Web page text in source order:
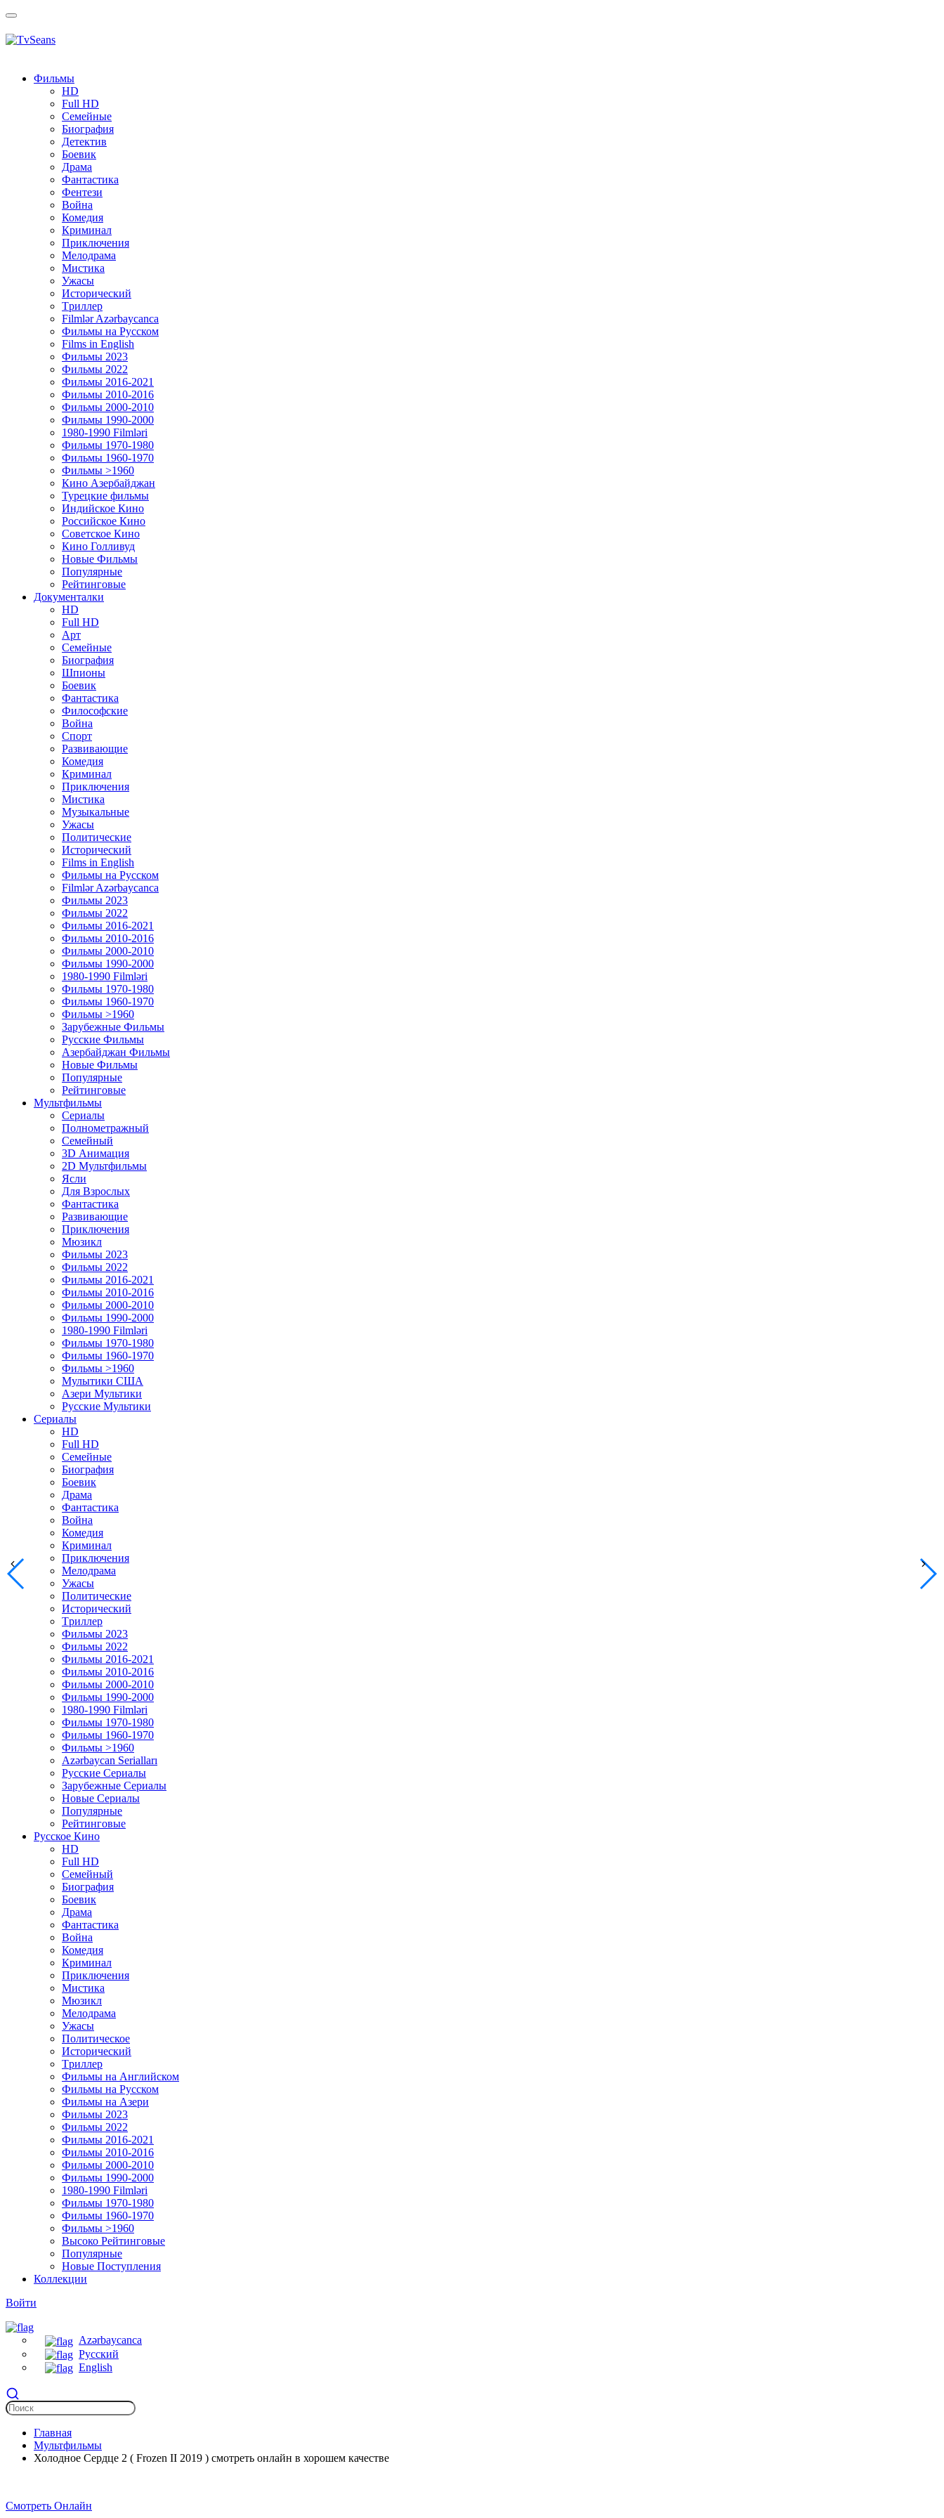
Toggle
Фильмы
HD
Full HD
Семейные
Биография
Детектив
Боевик
Драма
Фантастика
Фентези
Война
Комедия
Криминал
Приключения
Мелодрама
Мистика
Ужасы
Исторический
Tриллер
Filmlər Azərbaycanca
Фильмы на Русском
Films in English
Фильмы 2023
Фильмы 2022
Фильмы 2016-2021
Фильмы 2010-2016
Фильмы 2000-2010
Фильмы 1990-2000
1980-1990 Filmləri
Фильмы 1970-1980
Фильмы 1960-1970
Фильмы >1960
Кино Азербайджан
Турецкие фильмы
Индийское Кино
Российское Кино
Советское Кино
Кино Голливуд
Новые Фильмы
Популярные
Рейтинговые
Документалки
HD
Full HD
Арт
Семейные
Биография
Шпионы
Боевик
Фантастика
Философские
Война
Спорт
Развивающие
Комедия
Криминал
Приключения
Мистика
Музыкальные
Ужасы
Политические
Исторический
Films in English
Фильмы на Русском
Filmlər Azərbaycanca
Фильмы 2023
Фильмы 2022
Фильмы 2016-2021
Фильмы 2010-2016
Фильмы 2000-2010
Фильмы 1990-2000
1980-1990 Filmləri
Фильмы 1970-1980
Фильмы 1960-1970
Фильмы >1960
Зарубежные Фильмы
Русские Фильмы
Азербайджан Фильмы
Новые Фильмы
Популярные
Рейтинговые
Мультфильмы
Сериалы
Полнометражный
Семейный
3D Анимация
2D Мультфильмы
Ясли
Для Взрослых
Фантастика
Развивающие
Приключения
Мюзикл
Фильмы 2023
Фильмы 2022
Фильмы 2016-2021
Фильмы 2010-2016
Фильмы 2000-2010
Фильмы 1990-2000
1980-1990 Filmləri
Фильмы 1970-1980
Фильмы 1960-1970
Фильмы >1960
Мулытики США
Азери Мультики
Русские Мультики
Сериалы
HD
Full HD
Семейные
Биография
Боевик
Драма
Фантастика
Война
Комедия
Криминал
Приключения
Мелодрама
Ужасы
Политические
Исторический
Tриллер
Фильмы 2023
Фильмы 2022
Фильмы 2016-2021
Фильмы 2010-2016
Фильмы 2000-2010
Фильмы 1990-2000
1980-1990 Filmləri
Фильмы 1970-1980
Фильмы 1960-1970
Фильмы >1960
Azərbaycan Serialları
Русские Сериалы
Зарубежные Сериалы
Новые Сериалы
Популярные
Рейтинговые
Русское Кино
HD
Full HD
Семейный
Биография
Боевик
Драма
Фантастика
Война
Комедия
Криминал
Приключения
Мистика
Мюзикл
Мелодрама
Ужасы
Политическое
Исторический
Tриллер
Фильмы на Английском
Фильмы на Русском
Фильмы на Азери
Фильмы 2023
Фильмы 2022
Фильмы 2016-2021
Фильмы 2010-2016
Фильмы 2000-2010
Фильмы 1990-2000
1980-1990 Filmləri
Фильмы 1970-1980
Фильмы 1960-1970
Фильмы >1960
Высоко Рейтинговые
Популярные
Новые Поступления
Коллекции
Войти
Azərbaycanca
Русский
English
Главная
Мультфильмы
Холодное Сердце 2 ( Frozen II 2019 ) смотреть онлайн в хорошем качестве
Смотреть Онлайн